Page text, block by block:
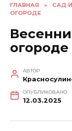
ГЛАВНАЯ » САД
ОГОРОДЕ
огороде
АВТОР
ОПУБЛИКОВАНО
12.03.2025